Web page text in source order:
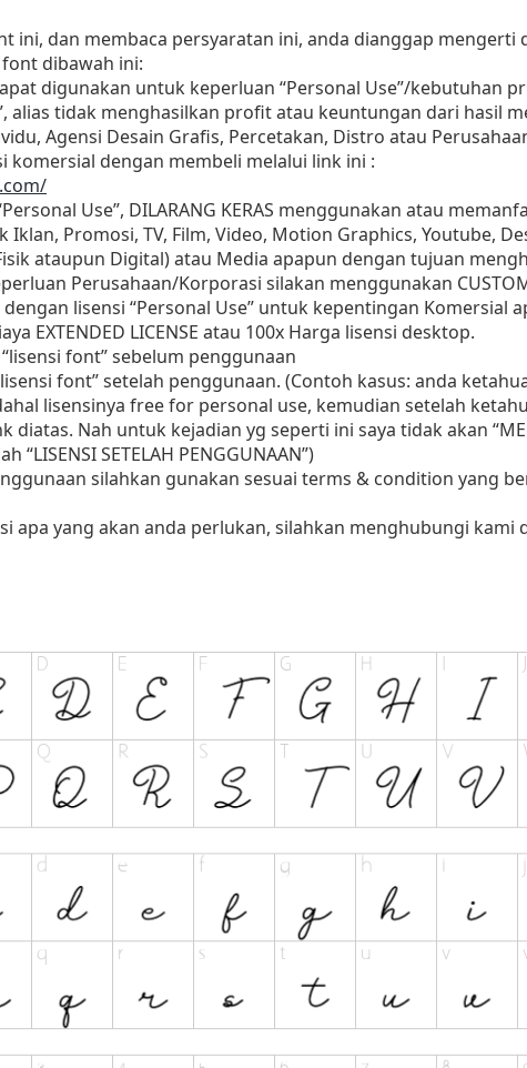
ini, dan membaca persyaratan ini, anda dianggap mengerti
dibawah ini:
digunakan untuk keperluan “Personal Use”/kebutuhan
alias tidak menghasilkan profit atau keuntungan dari hasil
Agensi Desain Grafis, Percetakan, Distro atau
komersial dengan membeli melalui link ini :
Use”, DILARANG KERAS menggunakan atau
Iklan, Promosi, TV, Film, Video, Motion Graphics, Youtube,
ataupun Digital) atau Media apapun dengan tujuan
Perusahaan/Korporasi silakan menggunakan CUSTOM
lisensi “Personal Use” untuk kepentingan Komersial
EXTENDED LICENSE atau 100x Harga lisensi desktop.
font” sebelum penggunaan
font” setelah penggunaan. (Contoh kasus: anda
lisensinya free for personal use, kemudian setelah
diatas. Nah untuk kejadian yg seperti ini saya tidak akan
SETELAH PENGGUNAAN”)
silahkan gunakan sesuai terms & condition yang
apa yang akan anda perlukan, silahkan menghubungi kami